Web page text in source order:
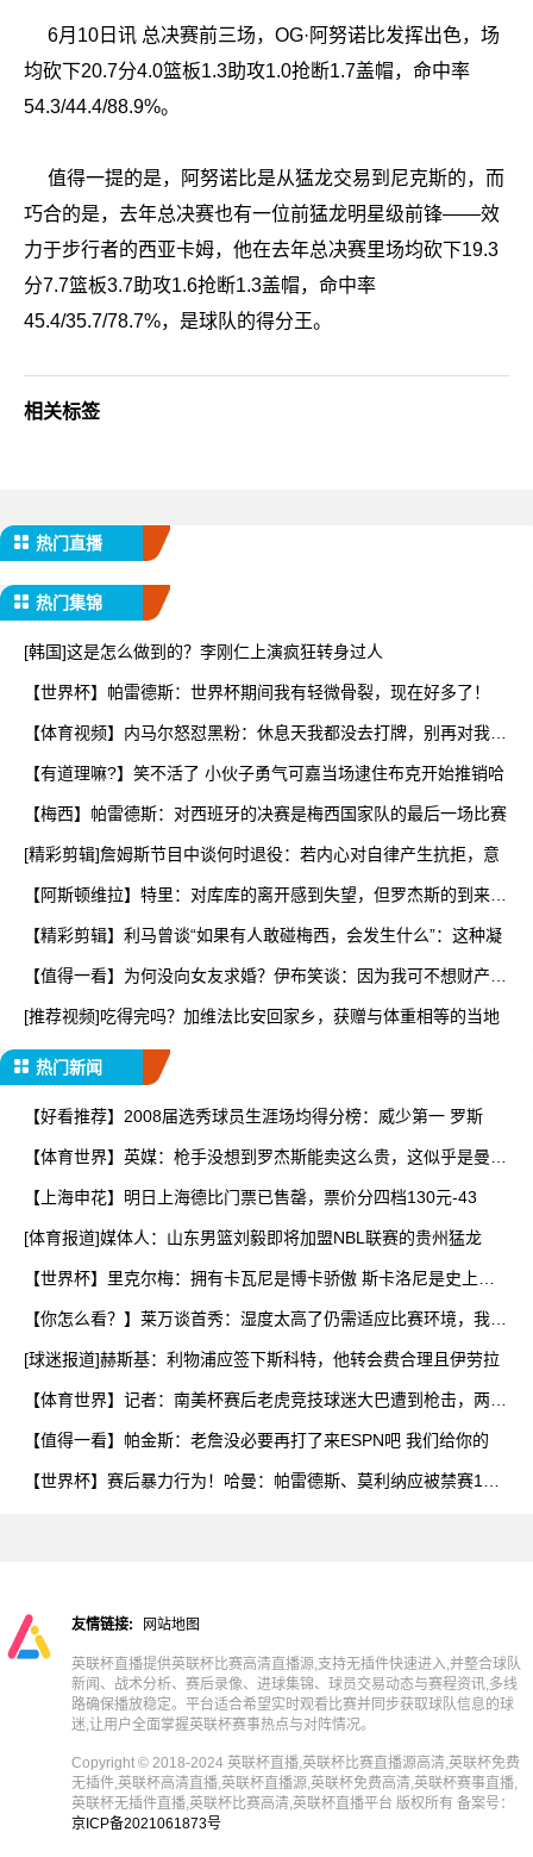
6月10日讯 总决赛前三场，OG·阿努诺比发挥出色，场
均砍下20.7分4.0篮板1.3助攻1.0抢断1.7盖帽，命中率
54.3/44.4/88.9%。
值得一提的是，阿努诺比是从猛龙交易到尼克斯的，而
巧合的是，去年总决赛也有一位前猛龙明星级前锋——效
力于步行者的西亚卡姆，他在去年总决赛里场均砍下19.3
分7.7篮板3.7助攻1.6抢断1.3盖帽，命中率
45.4/35.7/78.7%，是球队的得分王。
相关标签
热门直播
热门集锦
[韩国]这是怎么做到的？李刚仁上演疯狂转身过人
【世界杯】帕雷德斯：世界杯期间我有轻微骨裂，现在好多了！
【体育视频】内马尔怒怼黑粉：休息天我都没去打牌，别再对我指
【有道理嘛?】笑不活了 小伙子勇气可嘉当场逮住布克开始推销哈
【梅西】帕雷德斯：对西班牙的决赛是梅西国家队的最后一场比赛
[精彩剪辑]詹姆斯节目中谈何时退役：若内心对自律产生抗拒，意
【阿斯顿维拉】特里：对库库的离开感到失望，但罗杰斯的到来又
【精彩剪辑】利马曾谈“如果有人敢碰梅西，会发生什么”：这种凝
【值得一看】为何没向女友求婚？伊布笑谈：因为我可不想财产被
[推荐视频]吃得完吗？加维法比安回家乡，获赠与体重相等的当地
热门新闻
【好看推荐】2008届选秀球员生涯场均得分榜：威少第一 罗斯
【体育世界】英媒：枪手没想到罗杰斯能卖这么贵，这似乎是曼城
【上海申花】明日上海德比门票已售罄，票价分四档130元-43
[体育报道]媒体人：山东男篮刘毅即将加盟NBL联赛的贵州猛龙
【世界杯】里克尔梅：拥有卡瓦尼是博卡骄傲 斯卡洛尼是史上最
【你怎么看？】莱万谈首秀：湿度太高了仍需适应比赛环境，我还
[球迷报道]赫斯基：利物浦应签下斯科特，他转会费合理且伊劳拉
【体育世界】记者：南美杯赛后老虎竞技球迷大巴遭到枪击，两人
【值得一看】帕金斯：老詹没必要再打了来ESPN吧 我们给你的
【世界杯】赛后暴力行为！哈曼：帕雷德斯、莫利纳应被禁赛1
友情链接: 网站地图
英联杯直播提供英联杯比赛高清直播源,支持无插件快速进入,并整合球队
新闻、战术分析、赛后录像、进球集锦、球员交易动态与赛程资讯,多线
路确保播放稳定。平台适合希望实时观看比赛并同步获取球队信息的球
迷,让用户全面掌握英联杯赛事热点与对阵情况。
Copyright © 2018-2024 英联杯直播,英联杯比赛直播源高清,英联杯免费
无插件,英联杯高清直播,英联杯直播源,英联杯免费高清,英联杯赛事直播,
英联杯无插件直播,英联杯比赛高清,英联杯直播平台 版权所有 备案号：
京ICP备2021061873号